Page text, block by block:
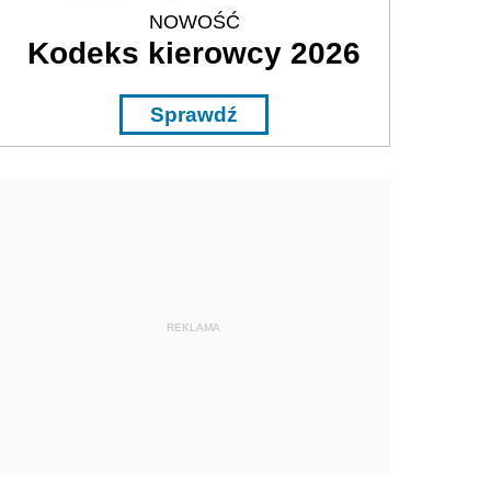
NOWOŚĆ
Kodeks kierowcy 2026
Sprawdź
REKLAMA